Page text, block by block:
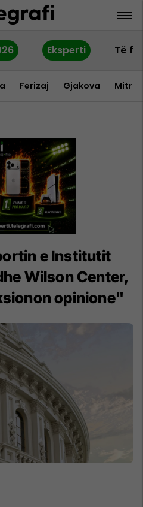
Eksperti Të
Ferizaj Gjakova
e Institutit
Wilson Center,
opinione"